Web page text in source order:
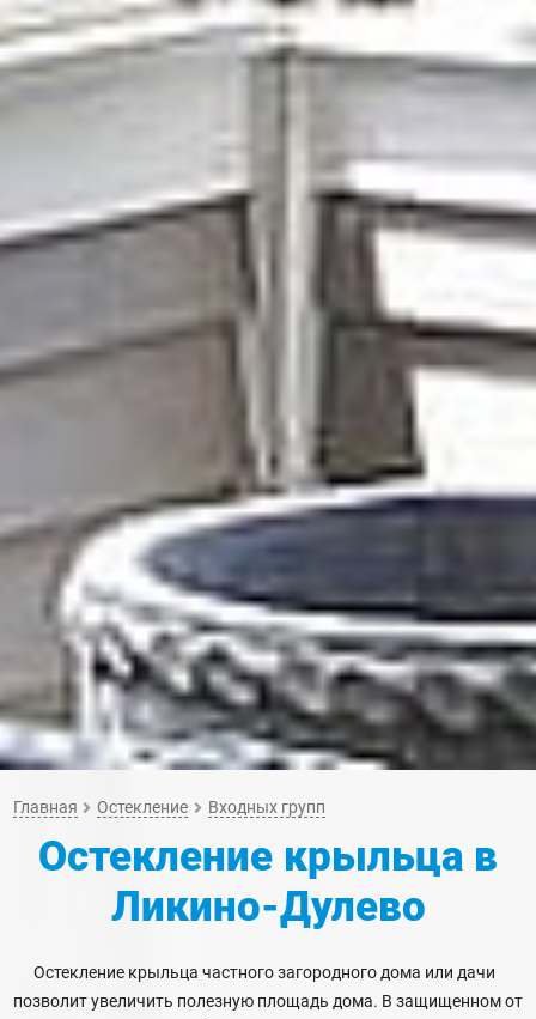
Главная Остекление Входных групп
Остекление крыльца в
Ликино-Дулево
Остекление крыльца частного загородного дома или дачи
позволит увеличить полезную площадь дома. В защищенном от